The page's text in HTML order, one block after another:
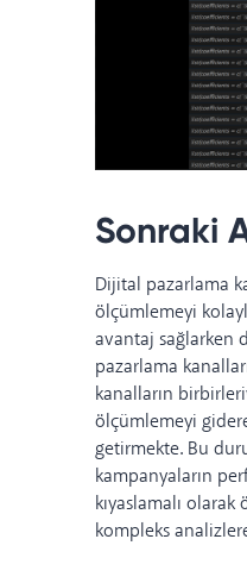
Sonraki
Dijital pazarlama
ölçümlemeyi
avantaj sağlarken
pazarlama
kanalların
ölçümlemeyi
getirmekte. Bu
kampanyaların
kıyaslamalı
kompleks